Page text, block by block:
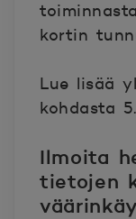
kortin
Lue lisää
kohdasta
Ilmoita
tietojen